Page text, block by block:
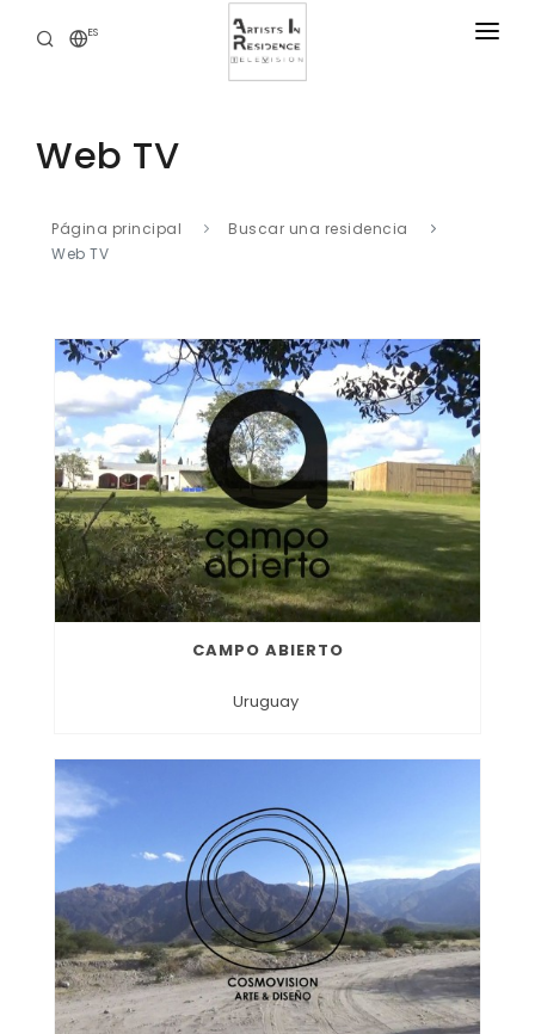
ES
BIBLIOTECA DIGITAL
NUESTRAS OFERTAS
Web TV
Página principal
Buscar una residencia
Web TV
CAMPO ABIERTO
Uruguay